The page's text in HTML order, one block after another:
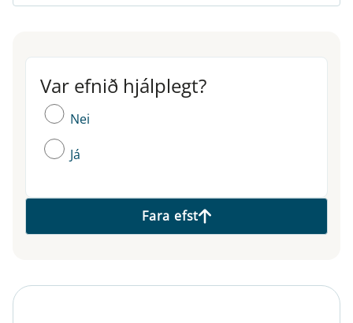
Var efnið hjálplegt?
Var efnið hjálplegt?
Nei
Já
Fara efst